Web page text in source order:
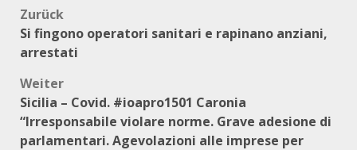
Beitragsnavigation
Zurück
Si fingono operatori sanitari e rapinano anziani,
arrestati
Weiter
Sicilia – Covid. #ioapro1501 Caronia
“Irresponsabile violare norme. Grave adesione di
parlamentari. Agevolazioni alle imprese per